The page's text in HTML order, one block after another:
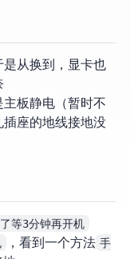
换到Linux，显卡也
板静电（暂时不
座的地线接地没
等3分钟再开机
，看到一个方法 手